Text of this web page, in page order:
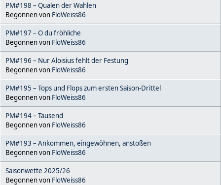
PM#198 – Qualen der Wahlen
Begonnen von FloWeiss86
PM#197 – O du fröhliche
Begonnen von FloWeiss86
PM#196 – Nur Aloisius fehlt der Festung
Begonnen von FloWeiss86
PM#195 – Tops und Flops zum ersten Saison-Drittel
Begonnen von FloWeiss86
PM#194 – Tausend
Begonnen von FloWeiss86
PM#193 – Ankommen, eingewöhnen, anstoßen
Begonnen von FloWeiss86
Saisonwette 2025/26
Begonnen von FloWeiss86